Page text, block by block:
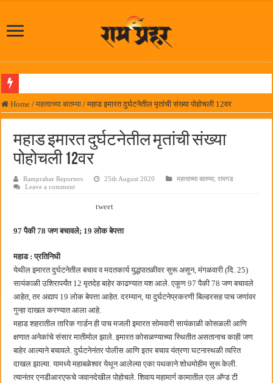
लोकनेते रामशेठ ठाकूर समाजसेवेतील हिरा -आमदार रविशेठ पाटील
पनवेलमध्ये ८ ऑगस्टला महारोजगार मेळावा
सर्वात मोठ्या दिवाळी अंक स्पर्धेचा निकाल जाहीर
जनार्दन भगत शिक्षण प्रसारक संस्थेच्या मुख्य प्रशासकीय कार्यालयासह भव्य मूट कोर्टचे बुधवारी
छत्रपती शिवाजी महाराज महाराजस्व समाधान शिबिरास पनवेलमध्ये उत्स्फूर्त प्रतिसाद
बाल्मर लॉरी आणि शेल इंडियातील कंत्राटी कामगारांना भरघोस पगारवाढ
Home / महत्वाच्या बातम्या / महाड इमारत दुर्घटनेतील मृतांची संख्या पोहोचली 12वर
महाड इमारत दुर्घटनेतील मृतांची संख्या
पोहोचली 12वर
Ramprahar Reporters 25th August 2020 महत्वाच्या बातम्या,रायगड
Leave a comment
tweet
97 पैकी 78 जण बचावले; 19 लोक बेपत्ता
महाड : प्रतिनिधी
येथील इमारत दुर्घटनेतील बचाव व मदतकार्य युद्धपातळीवर सुरू असून, मंगळवारी (दि. 25)
सायंकाळी उशिरापर्यंत 12 मृतदेह बाहेर काढण्यात यश आले. एकूण 97 पैकी 78 जण बचावले
आहेत, तर अद्याप 19 लोक बेपत्ता आहेत. दरम्यान, या दुर्घटनेप्रकरणी बिल्डरसह पाच जणांवर
गुन्हा दाखल करण्यात आला आहे.
महाड शहरातील तारिक गार्डन ही पाच मजली इमारत सोमवारी सायंकाळी कोसळली आणि
क्षणात अनेकांचे संसार मातीमोल झाले. इमारत कोसळण्याच्या स्थितीत असतानाच काही जण
बाहेर आल्याने बचावले. दुर्घटनेनंतर पोलीस आणि इतर बचाव यंत्रणा घटनास्थळी त्वरित
दाखल झाल्या. यामध्ये महाबळेश्वर येथून आलेल्या एका पथकाने शोधमोहीम सुरू केली.
त्यानंतर एनडीआरएफचे जवानदेखील पोहोचले. शिवाय महामार्ग कामातील एल अ‍ॅण्ड टी